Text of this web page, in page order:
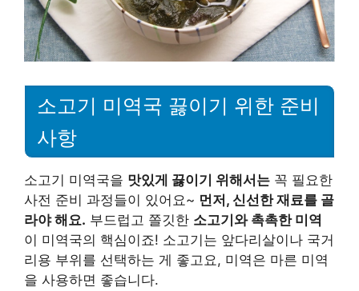
소고기 미역국 끓이기 위한 준비
사항
소고기 미역국을 맛있게 끓이기 위해서는 꼭 필요한
사전 준비 과정들이 있어요~ 먼저, 신선한 재료를 골
라야 해요. 부드럽고 쫄깃한 소고기와 촉촉한 미역
이 미역국의 핵심이죠! 소고기는 앞다리살이나 국거
리용 부위를 선택하는 게 좋고요, 미역은 마른 미역
을 사용하면 좋습니다.